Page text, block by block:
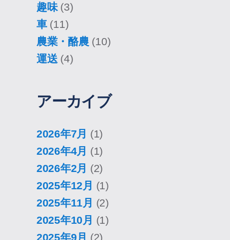
趣味(3)
車(11)
農業・酪農 (10)
運送 (4)
アーカイブ
2026年7月 (1)
2026年4月 (1)
2026年2月 (2)
2025年12月 (1)
2025年11月 (2)
2025年10月 (1)
2025年9月 (2)